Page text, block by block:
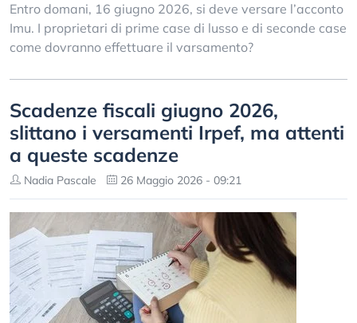
Entro domani, 16 giugno 2026, si deve versare l’acconto
Imu. I proprietari di prime case di lusso e di seconde case
come dovranno effettuare il varsamento?
Scadenze fiscali giugno 2026,
slittano i versamenti Irpef, ma attenti
a queste scadenze
Nadia Pascale 26 Maggio 2026 - 09:21